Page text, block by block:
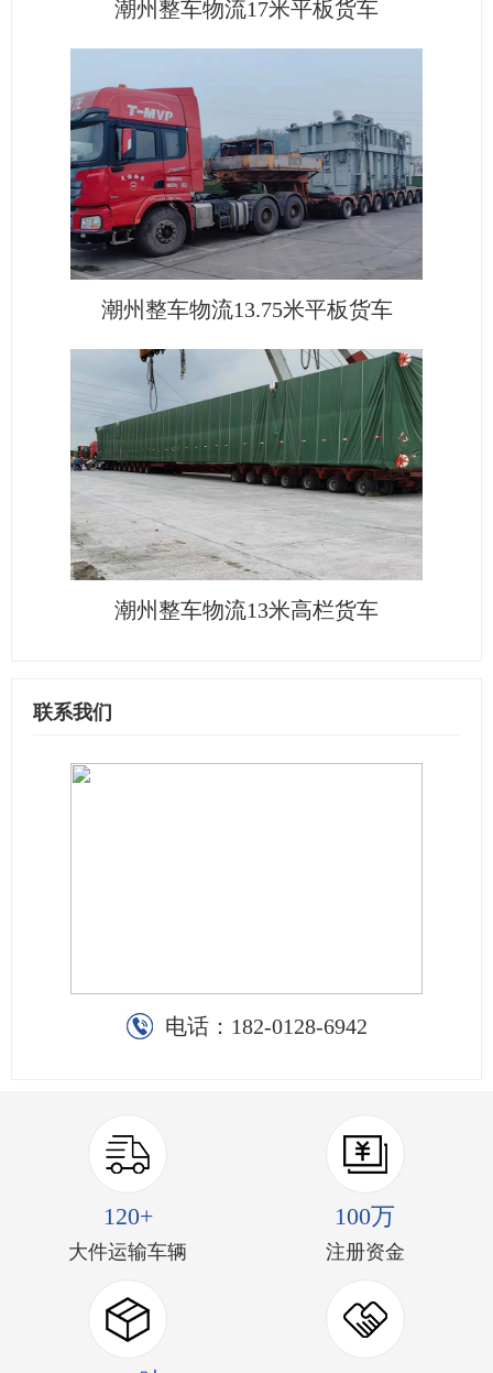
潮州整车物流17米平板货车
潮州整车物流13.75米平板货车
潮州整车物流13米高栏货车
联系我们
电话： 182-0128-6942
120+
大件运输车辆
100万
注册资金